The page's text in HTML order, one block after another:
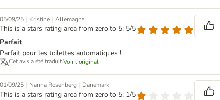
05/09/25 | Kristine | Allemagne
This is a stars rating area from zero to 5: 5/5
Parfait
Parfait pour les toilettes automatiques !
Cet avis a été traduit.Voir l’original
01/09/25 | Nanna Rosenberg | Danemark
This is a stars rating area from zero to 5: 1/5